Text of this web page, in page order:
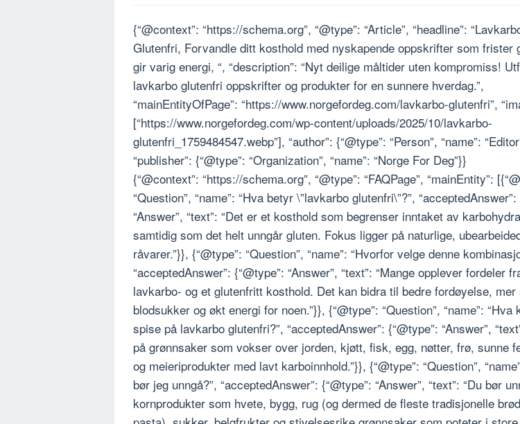
{“@context”: “https://schema.org”, “@type”: “Article”, “headline”:
Glutenfri, Forvandle ditt kosthold med nyskapende oppskrifter som frister
gir varig energi, “, “description”: “Nyt deilige måltider uten kompromiss!
lavkarbo glutenfri oppskrifter og produkter for en sunnere hverdag.”,
“mainEntityOfPage”: “https://www.norgefordeg.com/lavkarbo-glutenfri”,
[“https://www.norgefordeg.com/wp-content/uploads/2025/10/lavkarbo-
glutenfri_1759484547.webp”], “author”: {“@type”: “Person”, “name”:
“publisher”: {“@type”: “Organization”, “name”: “Norge For Deg”}}
{“@context”: “https://schema.org”, “@type”: “FAQPage”, “mainEntity”:
“Question”, “name”: “Hva betyr \”lavkarbo glutenfri\”?”, “acceptedAnswer”:
“Answer”, “text”: “Det er et kosthold som begrenser inntaket av
samtidig som det helt unngår gluten. Fokus ligger på naturlige,
råvarer.”}}, {“@type”: “Question”, “name”: “Hvorfor velge denne
“acceptedAnswer”: {“@type”: “Answer”, “text”: “Mange opplever fordeler
lavkarbo- og et glutenfritt kosthold. Det kan bidra til bedre fordøyelse,
blodsukker og økt energi for noen.”}}, {“@type”: “Question”, “name”: “Hva
spise på lavkarbo glutenfri?”, “acceptedAnswer”: {“@type”: “Answer”,
på grønnsaker som vokser over jorden, kjøtt, fisk, egg, nøtter, frø, sunne
og meieriprodukter med lavt karboinnhold.”}}, {“@type”: “Question”,
bør jeg unngå?”, “acceptedAnswer”: {“@type”: “Answer”, “text”: “Du bør
kornprodukter som hvete, bygg, rug (og dermed de fleste tradisjonelle